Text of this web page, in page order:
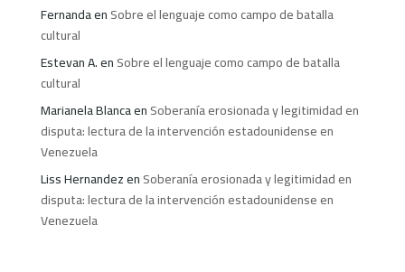
FernandaenSobre el lenguaje como campo de batalla
cultural
Estevan A.enSobre el lenguaje como campo de batalla
cultural
Marianela BlancaenSoberanía erosionada y legitimidad en
disputa: lectura de la intervención estadounidense en
Venezuela
Liss HernandezenSoberanía erosionada y legitimidad en
disputa: lectura de la intervención estadounidense en
Venezuela